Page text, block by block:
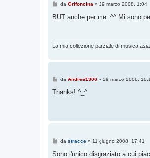
M
s
i
da Grifoncina » 29 marzo 2008, 1:04
BUT anche per me. ^^ Mi sono
La mia collezione parziale di musica
M
s
i
da Andrea1306» 29 marzo 2008,
Thanks! ^_^
M
s
da stracce» 11 giugno 2008, 17:41
Sono l'unico disgraziato a cui